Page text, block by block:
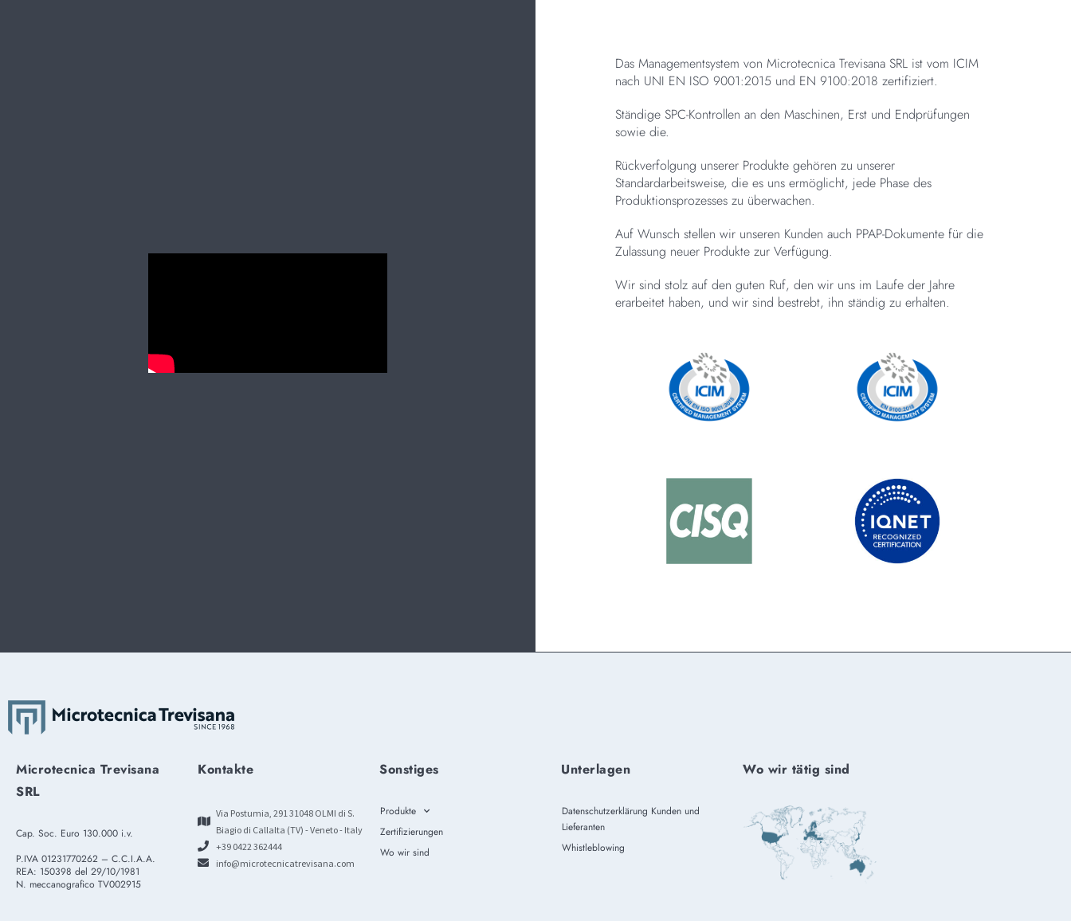
Das Managementsystem von Microtecnica Trevisana SRL ist vom ICIM
nach UNI EN ISO 9001:2015 und EN 9100:2018 zertifiziert.
Ständige SPC-Kontrollen an den Maschinen, Erst und Endprüfungen
sowie die.
Rückverfolgung unserer Produkte gehören zu unserer
Standardarbeitsweise, die es uns ermöglicht, jede Phase des
Produktionsprozesses zu überwachen.
Auf Wunsch stellen wir unseren Kunden auch PPAP-Dokumente für die
Zulassung neuer Produkte zur Verfügung.
Wir sind stolz auf den guten Ruf, den wir uns im Laufe der Jahre
erarbeitet haben, und wir sind bestrebt, ihn ständig zu erhalten.
Microtecnica Trevisana
SRL
Cap. Soc. Euro 130.000 i.v.
P.IVA 01231770262 – C.C.I.A.A.
REA: 150398 del 29/10/1981
N. meccanografico TV002915
Kontakte
Via Postumia, 291 31048 OLMI di S.
Biagio di Callalta (TV) - Veneto - Italy
+39 0422 362444
info@microtecnicatrevisana.com
Sonstiges
Produkte
Zertifizierungen
Wo wir sind
Unterlagen
Datenschutzerklärung Kunden und
Lieferanten
Whistleblowing
Wo wir tätig sind